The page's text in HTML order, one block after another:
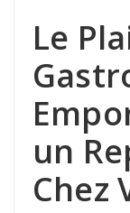
Le
un
Chez